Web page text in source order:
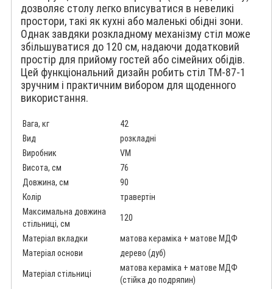
дозволяє столу легко вписуватися в невеликі
простори, такі як кухні або маленькі обідні зони.
Однак завдяки розкладному механізму стіл може
збільшуватися до 120 см, надаючи додатковий
простір для прийому гостей або сімейних обідів.
Цей функціональний дизайн робить стіл TM-87-1
зручним і практичним вибором для щоденного
використання.
Вага, кг
42
Вид
розкладні
Виробник
VM
Висота, см
76
Довжина, см
90
Колір
травертін
Максимальна довжина
стільниці, см
120
Матеріал вкладки
матова кераміка + матове МДФ
Матеріал основи
дерево (дуб)
Матеріал стільниці
матова кераміка + матове МДФ
(стійка до подряпин)